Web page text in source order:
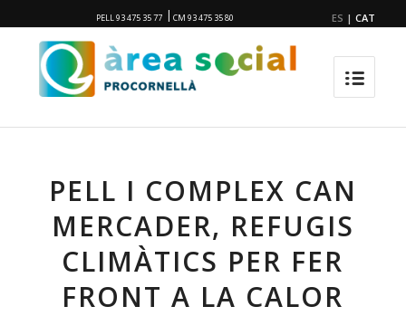
PELL 93 475 35 77 | CM 93 475 35 80 ES |CAT
PELL I COMPLEX CAN
MERCADER, REFUGIS
CLIMÀTICS PER FER
FRONT A LA CALOR